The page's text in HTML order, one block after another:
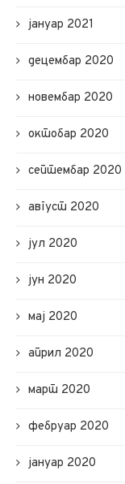
јануар 2021
децембар 2020
новембар 2020
октобар 2020
септембар 2020
август 2020
јул 2020
јун 2020
мај 2020
април 2020
март 2020
фебруар 2020
јануар 2020